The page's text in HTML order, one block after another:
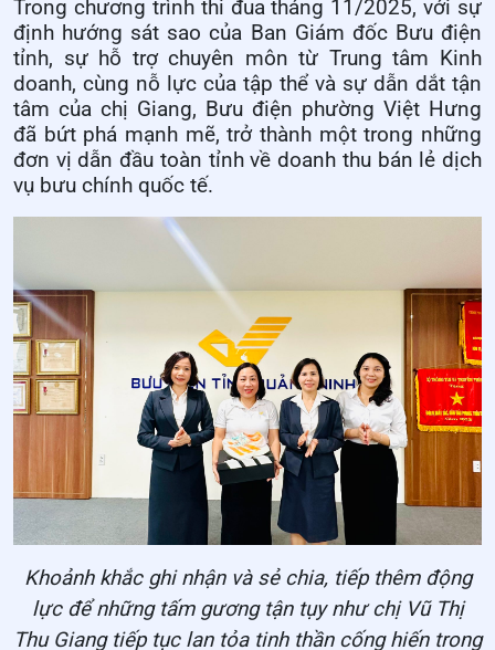
Trong chương trình thi đua tháng 11/2025, với sự
định hướng sát sao của Ban Giám đốc Bưu điện
tỉnh, sự hỗ trợ chuyên môn từ Trung tâm Kinh
doanh, cùng nỗ lực của tập thể và sự dẫn dắt tận
tâm của chị Giang, Bưu điện phường Việt Hưng
đã bứt phá mạnh mẽ, trở thành một trong những
đơn vị dẫn đầu toàn tỉnh về doanh thu bán lẻ dịch
vụ bưu chính quốc tế.
Khoảnh khắc ghi nhận và sẻ chia, tiếp thêm động
lực để những tấm gương tận tụy như chị Vũ Thị
Thu Giang tiếp tục lan tỏa tinh thần cống hiến trong